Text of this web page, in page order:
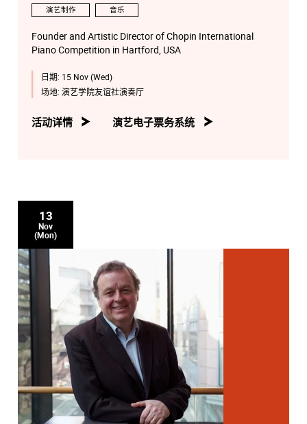
演艺制作 音乐
Founder and Artistic Director of Chopin International
Piano Competition in Hartford, USA
日期: 15 Nov (Wed)
场地: 演艺学院友谊社演奏厅
活动详情 演艺电子票务系统
13
Nov
(Mon)